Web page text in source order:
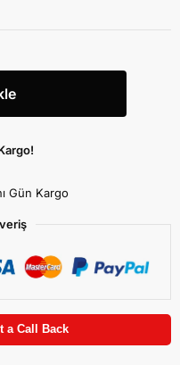
Gün Kargo
a Call Back